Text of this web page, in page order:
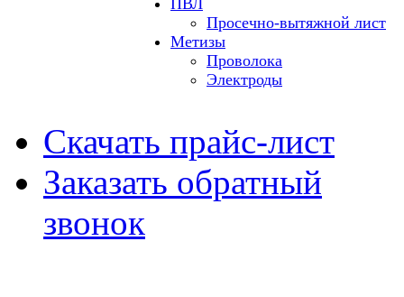
ПВЛ
Просечно-вытяжной лист
Метизы
Проволока
Электроды
Скачать прайс-лист
Заказать обратный
звонок